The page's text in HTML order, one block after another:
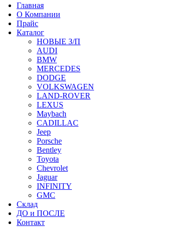
Главная
О Компании
Прайс
Каталог
НОВЫЕ З/П
AUDI
BMW
MERCEDES
DODGE
VOLKSWAGEN
LAND-ROVER
LEXUS
Maybach
CADILLAC
Jeep
Porsche
Bentley
Toyota
Chevrolet
Jaguar
INFINITY
GMC
Склад
ДО и ПОСЛЕ
Контакт